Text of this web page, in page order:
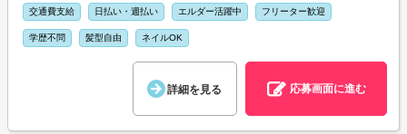
交通費支給 日払い・週払い エルダー活躍中 フリーター歓迎
学歴不問 髪型自由 ネイルOK
詳細を見る 応募画面に進む